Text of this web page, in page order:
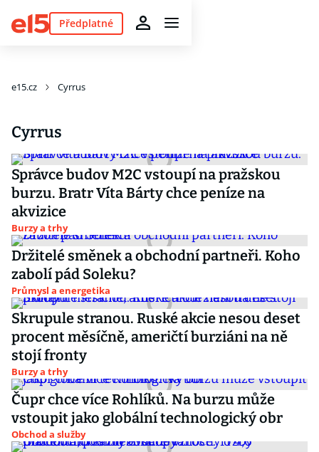
Předplatné
e15.cz Cyrrus
Cyrrus
Správce budov M2C vstoupí na pražskou
burzu. Bratr Víta Bárty chce peníze na
akvizice
Burzy a trhy
Držitelé směnek a obchodní partneři. Koho
zabolí pád Soleku?
Průmysl a energetika
Skrupule stranou. Ruské akcie nesou deset
procent měsíčně, američtí burziáni na ně
stojí fronty
Burzy a trhy
Čupr chce více Rohlíků. Na burzu může
vstoupit jako globální technologický obr
Obchod a služby